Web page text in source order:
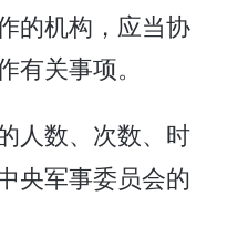
的机构，应当协
关事项。
人数、次数、时
央军事委员会的